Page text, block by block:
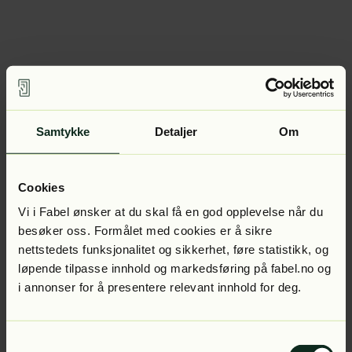
Samtykke Detaljer Om
Cookies
Vi i Fabel ønsker at du skal få en god opplevelse når du
besøker oss. Formålet med cookies er å sikre
nettstedets funksjonalitet og sikkerhet, føre statistikk, og
løpende tilpasse innhold og markedsføring på fabel.no og
i annonser for å presentere relevant innhold for deg.